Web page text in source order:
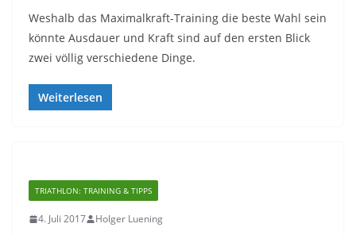
Weshalb das Maximalkraft-Training die beste Wahl sein
könnte Ausdauer und Kraft sind auf den ersten Blick
zwei völlig verschiedene Dinge.
Weiterlesen
TRIATHLON: TRAINING & TIPPS
4. Juli 2017 Holger Luening